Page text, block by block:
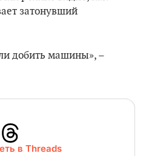
затонувший
добить машины», –
в Threads